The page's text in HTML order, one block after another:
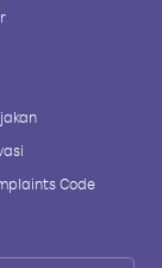
Code